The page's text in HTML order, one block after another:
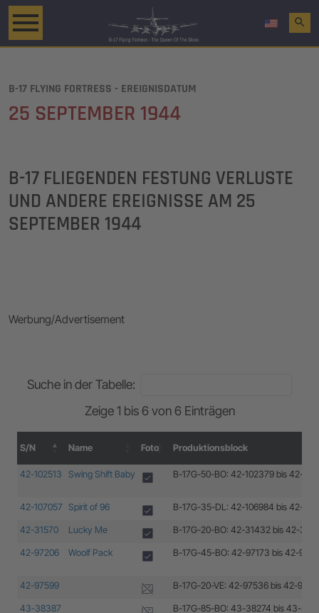
search
B-17 FLYING FORTRESS - EREIGNISDATUM
25 SEPTEMBER 1944
B-17 FLIEGENDEN FESTUNG VERLUSTE
UND ANDERE EREIGNISSE AM 25
SEPTEMBER 1944
Werbung/Advertisement
Suche in der Tabelle:
Zeige 1 bis 6 von 6 Einträgen
S/N Name Foto Produktionsblock
S/N Name Foto Produktionsblock
42-102513 Swing Shift Baby B-17G-50-BO: 42-102379 bis 42-
42-107057 Spirit of 96 B-17G-35-DL: 42-106984 bis 42-
42-31570 Lucky Me B-17G-20-BO: 42-31432 bis 42-
42-97206 Woolf Pack B-17G-45-BO: 42-97173 bis 42-
42-97599 B-17G-20-VE: 42-97536 bis 42-
43-38387 B-17G-85-BO: 43-38274 bis 43-